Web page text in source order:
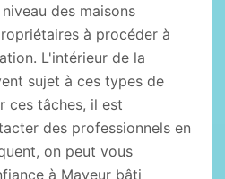
des maisons
à procéder à
L'intérieur de la
sujet à ces types de
ces tâches, il est
des professionnels en
on peut vous
à Mayeur bâti